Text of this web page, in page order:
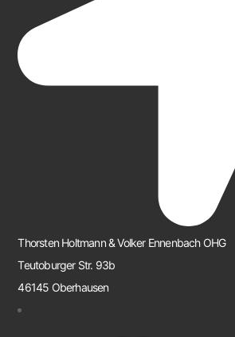
Thorsten Holtmann & Volker Ennenbach OHG
Teutoburger Str. 93b
46145 Oberhausen